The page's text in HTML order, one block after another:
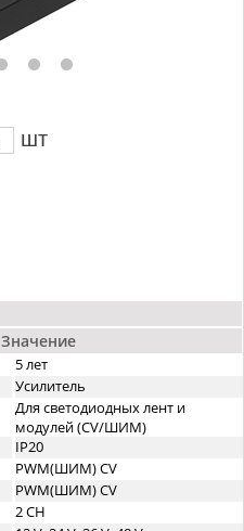
Значение
5 лет
Усилитель
Для светодиодных лент и
модулей (CV/ШИМ)
IP20
PWM(ШИМ) CV
PWM(ШИМ) CV
2 CH
шт